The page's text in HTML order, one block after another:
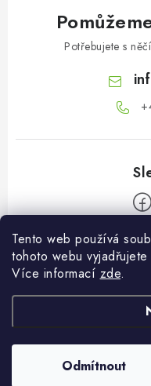
Tento web používá
tohoto webu
Více informací zde.
Odmítnout
Potřebujete s
Informace pro vás
Doprava a platba
Obchodní podmínky
Můj účet
Registrace
Copyright 2026Art Scale